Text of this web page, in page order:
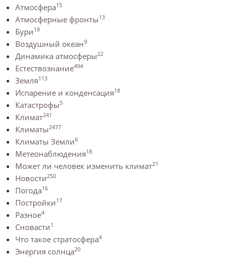
Атмосфера15
Атмосферные фронты13
Бури19
Воздушный океан9
Динамика атмосферы22
Естествознание494
Земля113
Испарение и конденсация18
Катастрофы5
Климат241
Климаты2477
Климаты Земли6
Метеонаблюдения18
Может ли человек изменить климат21
Новости250
Погода16
Постройки17
Разное4
Сновасти1
Что такое стратосфера4
Энергия солнца20